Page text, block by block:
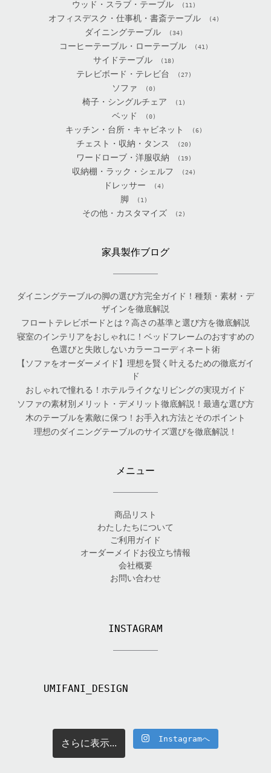
ウッド・スラブ・テーブル (11)
オフィスデスク・仕事机・書斎テーブル (4)
ダイニングテーブル (34)
コーヒーテーブル・ローテーブル (41)
サイドテーブル (18)
テレビボード・テレビ台 (27)
ソファ (0)
椅子・シングルチェア (1)
ベッド (0)
キッチン・台所・キャビネット (6)
チェスト・収納・タンス (20)
ワードローブ・洋服収納 (19)
収納棚・ラック・シェルフ (24)
ドレッサー (4)
脚 (1)
その他・カスタマイズ (2)
家具製作ブログ
ダイニングテーブルの脚の選び方完全ガイド！種類・素材・デ
ザインを徹底解説
フロートテレビボードとは？高さの基準と選び方を徹底解説
寝室のインテリアをおしゃれに！ベッドフレームのおすすめの
色選びと失敗しないカラーコーディネート術
【ソファをオーダーメイド】理想を賢く叶えるための徹底ガイ
ド
おしゃれで憧れる！ホテルライクなリビングの実現ガイド
ソファの素材別メリット・デメリット徹底解説！最適な選び方
木のテーブルを素敵に保つ！お手入れ方法とそのポイント
理想のダイニングテーブルのサイズ選びを徹底解説！
メニュー
商品リスト
わたしたちについて
ご利用ガイド
オーダーメイドお役立ち情報
会社概要
お問い合わせ
INSTAGRAM
UMIFANI_DESIGN
さらに表示... Instagramへ